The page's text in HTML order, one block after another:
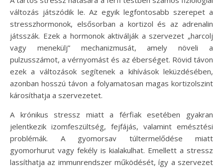
változás játszódik le. Az egyik legfontosabb szerepet a
stresszhormonok, elsősorban a kortizol és az adrenalin
játsszák. Ezek a hormonok aktiválják a szervezet „harcolj
vagy menekülj” mechanizmusát, amely növeli a
pulzusszámot, a vérnyomást és az éberséget. Rövid távon
ezek a változások segítenek a kihívások leküzdésében,
azonban hosszú távon a folyamatosan magas kortizolszint
károsíthatja a szervezetet.
A krónikus stressz miatt a férfiak esetében gyakran
jelentkezik izomfeszültség, fejfájás, valamint emésztési
problémák. A gyomorsav túltermelődése miatt
gyomorhurut vagy fekély is kialakulhat. Emellett a stressz
lassíthatja az immunrendszer működését, így a szervezet